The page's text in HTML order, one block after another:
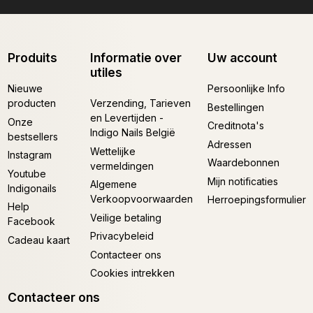
Produits
Nieuwe
producten
Onze
bestsellers
Instagram
Youtube
Indigonails
Help
Facebook
Cadeau kaart
Informatie over
utiles
Verzending, Tarieven
en Levertijden -
Indigo Nails België
Wettelijke
vermeldingen
Algemene
Verkoopvoorwaarden
Veilige betaling
Privacybeleid
Contacteer ons
Cookies intrekken
Uw account
Persoonlijke Info
Bestellingen
Creditnota's
Adressen
Waardebonnen
Mijn notificaties
Herroepingsformulier
Contacteer ons